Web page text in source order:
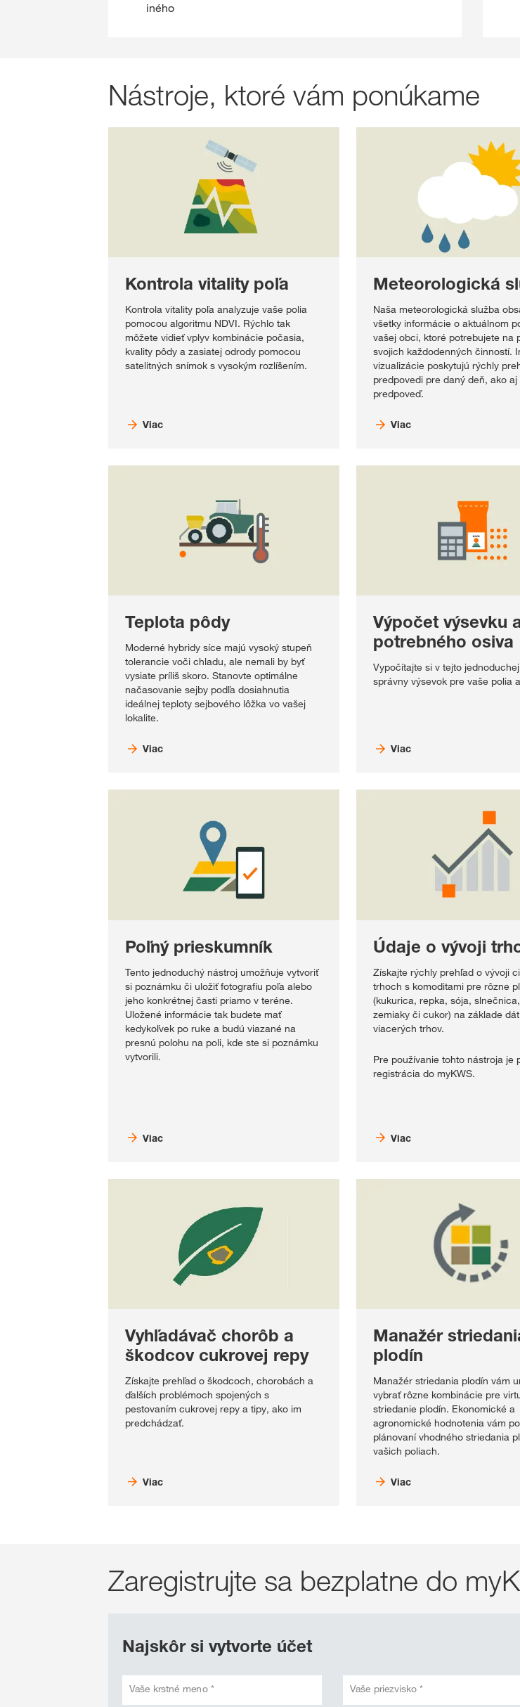
iného
Nástroje, ktoré vám ponúkame
Kontrola vitality poľa
Kontrola vitality poľa analyzuje vaše polia
pomocou algoritmu NDVI. Rýchlo tak
môžete vidieť vplyv kombinácie počasia,
kvality pôdy a zasiatej odrody pomocou
satelitných snímok s vysokým rozlíšením.
Viac
Meteorologická
Naša meteorologická služba
všetky informácie o aktuálnom
vašej obci, ktoré potrebujete na
svojich každodenných činností.
vizualizácie poskytujú rýchly
predpovedi pre daný deň, ako aj
predpoveď.
Viac
Teplota pôdy
Moderné hybridy síce majú vysoký stupeň
tolerancie voči chladu, ale nemali by byť
vysiate príliš skoro. Stanovte optimálne
načasovanie sejby podľa dosiahnutia
ideálnej teploty sejbového lôžka vo vašej
lokalite.
Viac
Výpočet výsevku
potrebného osiva
Vypočítajte si v tejto
správny výsevok pre vaše polia
Viac
Poľný prieskumník
Tento jednoduchý nástroj umožňuje vytvoriť
si poznámku či uložiť fotografiu poľa alebo
jeho konkrétnej časti priamo v teréne.
Uložené informácie tak budete mať
kedykoľvek po ruke a budú viazané na
presnú polohu na poli, kde ste si poznámku
vytvorili.
Viac
Údaje o vývoji
Získajte rýchly prehľad o vývoji
trhoch s komoditami pre rôzne
(kukurica, repka, sója,
zemiaky či cukor) na základe
viacerých trhov.
Pre používanie tohto nástroja je
registrácia do myKWS.
Viac
Vyhľadávač chorôb a
škodcov cukrovej repy
Získajte prehľad o škodcoch, chorobách a
ďalších problémoch spojených s
pestovaním cukrovej repy a tipy, ako im
predchádzať.
Viac
Manažér
plodín
Manažér striedania plodín vám
vybrať rôzne kombinácie pre
striedanie plodín. Ekonomické a
agronomické hodnotenia vám
plánovaní vhodného striedania
vašich poliach.
Viac
Zaregistrujte sa bezplatne do
Najskôr si vytvorte účet
Vaše krstné meno * Vaše priezvisko *